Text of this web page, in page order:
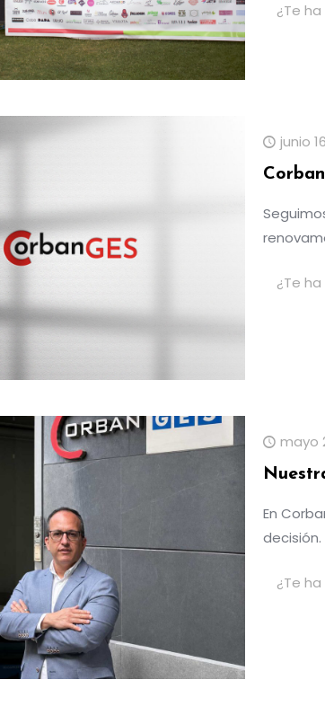
¿Te
junio
¿Te
mayo
En
¿Te